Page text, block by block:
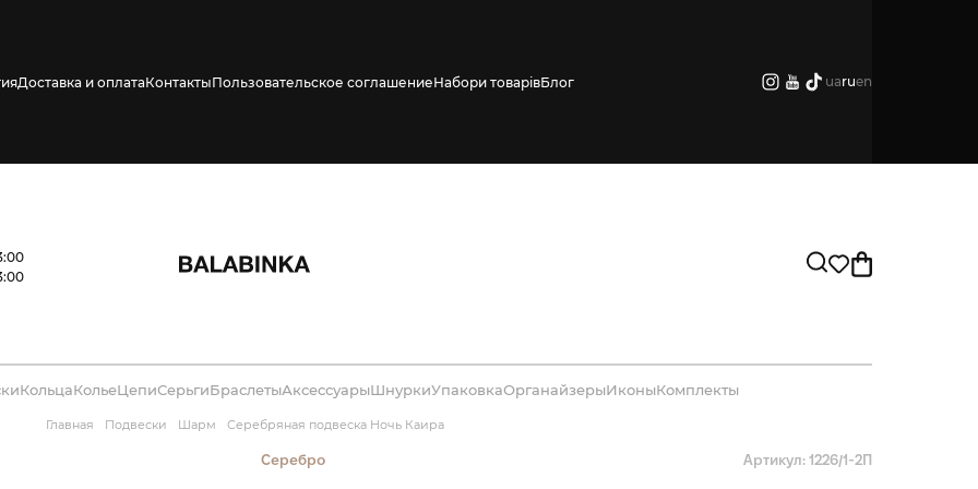
Доставка и оплатаКонтактыПользовательское соглашениеНабори товарівБлог uaruen
КольцаКольеЦепиСерьгиБраслетыАксессуарыШнуркиУпаковкаОрганайзерыИконыКомплекты
Главная Подвески Шарм Серебряная подвеска Ночь Каира
Серебро Артикул: 1226/1-2П